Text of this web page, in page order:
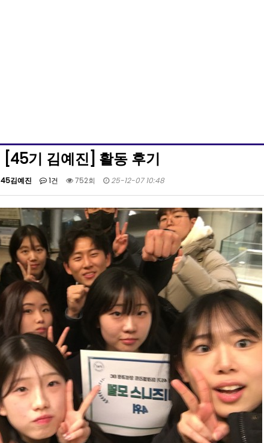
[45기 김예진] 활동 후기
45김예진 1건 752회 25-12-07 10:48